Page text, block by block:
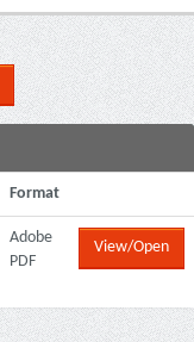
Format
Adobe
PDF
View/Open